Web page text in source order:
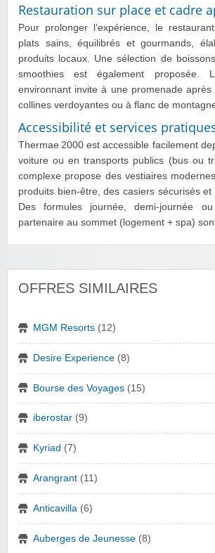
Restauration sur place et cadre
Pour prolonger l’expérience, le
plats sains, équilibrés et gourmands,
produits locaux. Une sélection de
smoothies est également proposée.
environnant invite à une promenade
collines verdoyantes ou à flanc de
Accessibilité et services
Thermae 2000 est accessible facilement
voiture ou en transports publics (bus ou
complexe propose des vestiaires
produits bien-être, des casiers sécurisés et
Des formules journée, demi-journée
partenaire au sommet (logement + spa)
OFFRES SIMILAIRES
MGM Resorts (12)
Desire Experience (8)
Bourse des Voyages (15)
iberostar (9)
Kyriad (7)
Arangrant (11)
Anticavilla (6)
Auberges de Jeunesse (8)